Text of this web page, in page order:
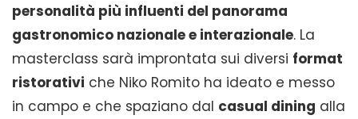
personalità più influenti del panorama
gastronomico nazionale e interazionale. La
masterclass sarà improntata sui diversi format
ristorativi che Niko Romito ha ideato e messo
in campo e che spaziano dal casual dining alla